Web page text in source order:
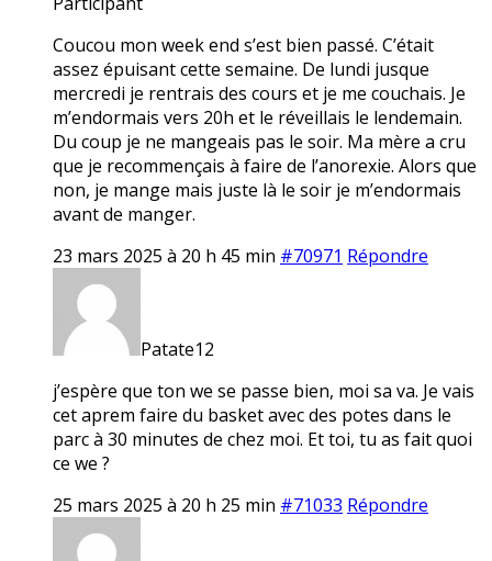
Coucou mon week end s’est bien passé. C’était
assez épuisant cette semaine. De lundi jusque
mercredi je rentrais des cours et je me couchais. Je
m’endormais vers 20h et le réveillais le lendemain.
Du coup je ne mangeais pas le soir. Ma mère a cru
que je recommençais à faire de l’anorexie. Alors que
non, je mange mais juste là le soir je m’endormais
avant de manger.
23 mars 2025 à 20 h 45 min #70971 Répondre
Patate12
j’espère que ton we se passe bien, moi sa va. Je vais
cet aprem faire du basket avec des potes dans le
parc à 30 minutes de chez moi. Et toi, tu as fait quoi
ce we ?
25 mars 2025 à 20 h 25 min #71033 Répondre